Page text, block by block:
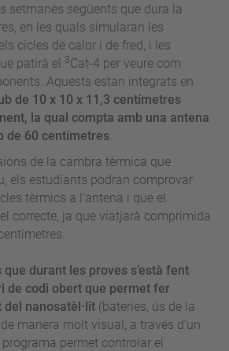
setmanes següents que dura la
en les quals simularan les
cicles de calor i de fred, i les
patirà el 3Cat-4 per veure com
Aquests estan integrats en
de 10 x 10 x 11,3 centímetres
la qual compta amb una antena
de 60 centímetres.
de la cambra tèrmica que
els estudiants podran comprovar
tèrmics a l’antena i que el
correcte, ja que viatjarà comprimida
durant les proves s’està fent
de codi obert que permet fer
del nanosatèl·lit (bateries, ús de la
manera molt visual, a través d’un
programa permet controlar el